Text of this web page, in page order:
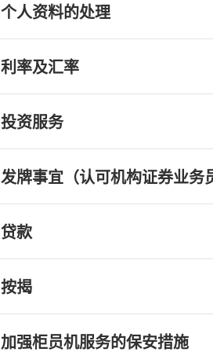
个人资料的处理
利率及汇率
投资服务
发牌事宜（认可机构证券业务
贷款
按揭
加强柜员机服务的保安措施